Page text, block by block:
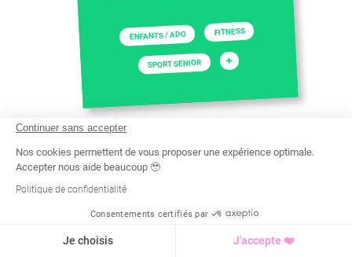
ENFANTS / ADO FITNESS
SPORT SENIOR +
Continuer sans accepter
Nos cookies permettent de vous proposer une expérience optimale.
Accepter nous aide beaucoup 🥹
Politique de confidentialité
Consentements certifiés par
Je choisis J'accepte ❤️